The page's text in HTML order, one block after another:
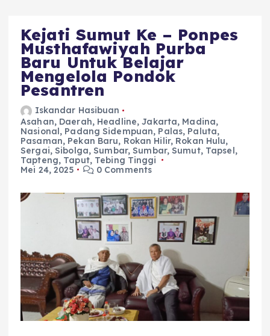
Kejati Sumut Ke – Ponpes
Musthafawiyah Purba
Baru Untuk Belajar
Mengelola Pondok
Pesantren
Iskandar Hasibuan
Asahan, Daerah, Headline,Jakarta, Madina,
Nasional, Padang Sidempuan, Palas, Paluta,
Pasaman, Pekan Baru, Rokan Hilir, Rokan Hulu,
Sergai,Sibolga,Sumbar,Sumbar,Sumut, Tapsel,
Tapteng, Taput, Tebing Tinggi
Mei 24, 2025
0 Comments